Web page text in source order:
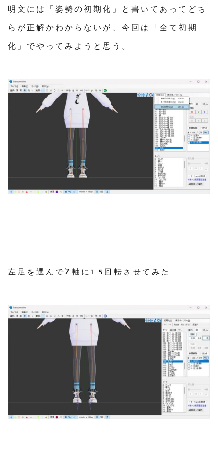
明文には「姿勢の初期化」と書いてあってどち
らが正解かわからないが、今回は「全て初期
化」でやってみようと思う。
左足を選んでZ軸に1.5回転させてみた